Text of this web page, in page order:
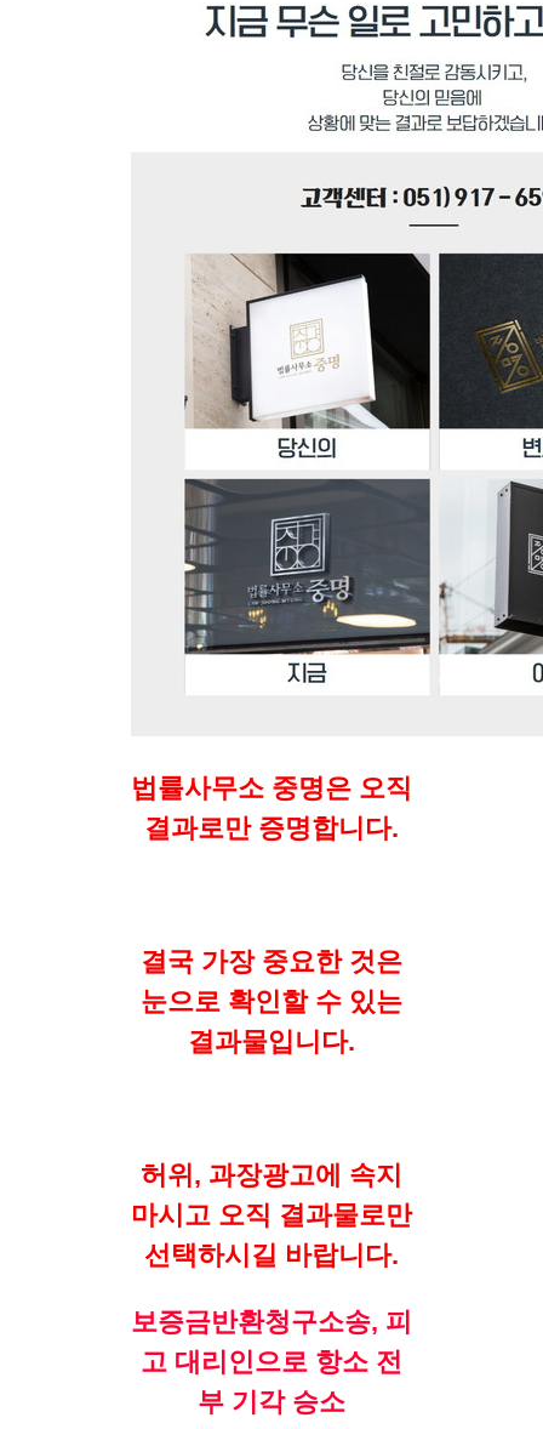
법률사무소 중명은 오직
결과로만 증명합니다.
결국 가장 중요한 것은
눈으로 확인할 수 있는
결과물입니다.
허위, 과장광고에 속지
마시고 오직 결과물로만
선택하시길 바랍니다.
보증금반환청구소송, 피
고 대리인으로 항소 전
부 기각 승소